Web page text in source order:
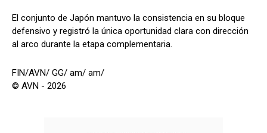
El conjunto de Japón mantuvo la consistencia en su bloque
defensivo y registró la única oportunidad clara con dirección
al arco durante la etapa complementaria.
FIN/AVN/ GG/ am/ am/
© AVN - 2026